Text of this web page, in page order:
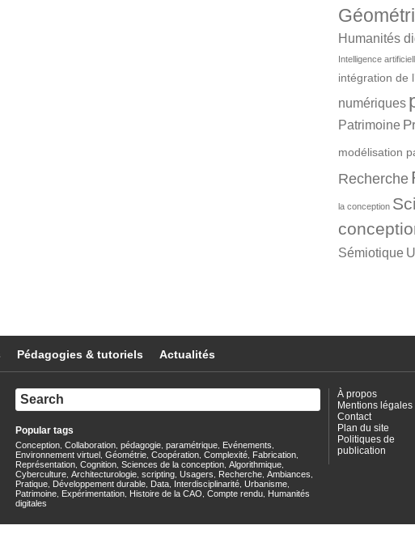
Humanités
Intelligence
intégration de
numériques
Patrimoine
modélisation
Recherche
la conception
Sémiotique
Pédagogies & tutoriels Actualités
Popular tags
Conception Collaboration pédagogie paramétrique Evénements
Environnement virtuel Géométrie Coopération Complexité Fabrication
Représentation Cognition Sciences de la conception Algorithmique
Cyberculture Architecturologie scripting Usagers Recherche Ambiances
Pratique Développement durable Data Interdisciplinarité Urbanisme
Patrimoine Expérimentation Histoire de la CAO Compte rendu Humanités
digitales
À propos
Mentions légales
Contact
Plan du site
Politiques de
publication